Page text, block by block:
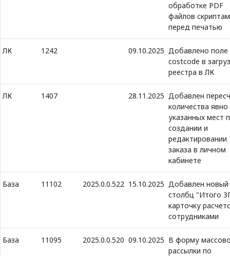
обработке PDF
файлов
перед печатью
ЛК 1242 09.10.2025 Добавлено поле
costcode в
реестра в ЛК
ЛК 1407 28.11.2025 Добавлен
количества явно
указанных мест
создании и
редактировании
заказа в личном
кабинете
База 11102 2025.0.0.522 15.10.2025 Добавлен новый
столбц "Итого
карточку
сотрудниками
База 11095 2025.0.0.520 09.10.2025 В форму
рассылки по